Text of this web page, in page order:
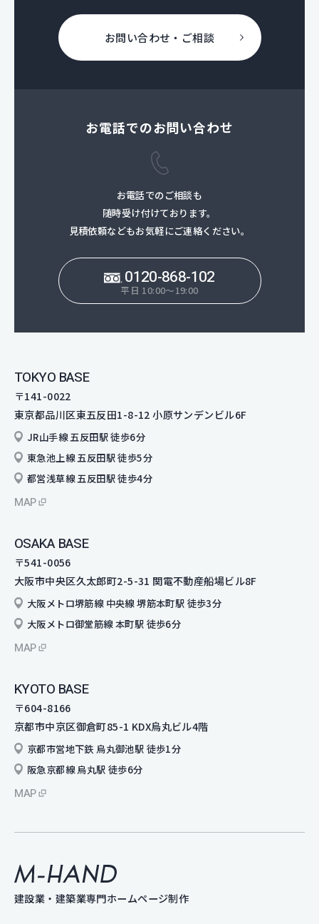
お問い合わせ・ご相談
お電話でのお問い合わせ
お電話でのご相談も
随時受け付けております。
見積依頼などもお気軽にご連絡ください。
0120-868-102
平日 10:00～19:00
TOKYO BASE
〒141-0022
東京都品川区東五反田1-8-12小原サンデンビル6F
JR山手線 五反田駅 徒歩6分
東急池上線 五反田駅 徒歩5分
都営浅草線 五反田駅 徒歩4分
MAP
OSAKA BASE
〒541-0056
大阪市中央区久太郎町2-5-31 関電不動産船場ビル8F
大阪メトロ堺筋線 中央線 堺筋本町駅 徒歩3分
大阪メトロ御堂筋線 本町駅 徒歩6分
MAP
KYOTO BASE
〒604-8166
京都市中京区御倉町85-1 KDX烏丸ビル4階
京都市営地下鉄 烏丸御池駅 徒歩1分
阪急京都線 烏丸駅 徒歩6分
MAP
M-hand
建設業・建築業専門ホームページ制作